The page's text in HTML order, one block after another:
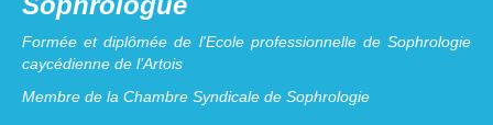
Formée et diplômée de l'Ecole professionnelle de Sophrologie
caycédienne de l’Artois
Membre de la Chambre Syndicale de Sophrologie